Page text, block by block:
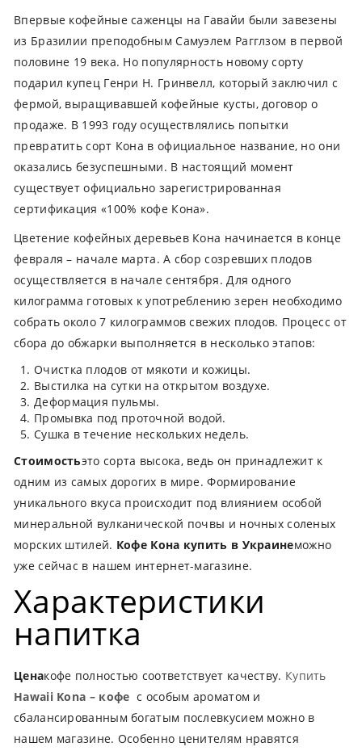
Впервые кофейные саженцы на Гавайи были завезены
из Бразилии преподобным Самуэлем Рагглзом в первой
половине 19 века. Но популярность новому сорту
подарил купец Генри Н. Гринвелл, который заключил с
фермой, выращивавшей кофейные кусты, договор о
продаже. В 1993 году осуществлялись попытки
превратить сорт Кона в официальное название, но они
оказались безуспешными. В настоящий момент
существует официально зарегистрированная
сертификация «100% кофе Кона».
Цветение кофейных деревьев Кона начинается в конце
февраля – начале марта. А сбор созревших плодов
осуществляется в начале сентября. Для одного
килограмма готовых к употреблению зерен необходимо
собрать около 7 килограммов свежих плодов. Процесс от
сбора до обжарки выполняется в несколько этапов:
Очистка плодов от мякоти и кожицы.
Выстилка на сутки на открытом воздухе.
Деформация пульмы.
Промывка под проточной водой.
Сушка в течение нескольких недель.
Стоимостьэто сорта высока, ведь он принадлежит к
одним из самых дорогих в мире. Формирование
уникального вкуса происходит под влиянием особой
минеральной вулканической почвы и ночных соленых
морских штилей. Кофе Кона купить в Украинеможно
уже сейчас в нашем интернет-магазине.
Характеристики
напитка
Ценакофе полностью соответствует качеству. Купить
Hawaii Kona – кофе с особым ароматом и
сбалансированным богатым послевкусием можно в
нашем магазине. Особенно ценителям нравятся